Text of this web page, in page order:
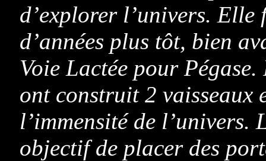
d’explorer l’univers.
d’années plus tôt, bien
Voie Lactée pour
ont construit 2 vaisseaux
l’immensité de
objectif de placer des